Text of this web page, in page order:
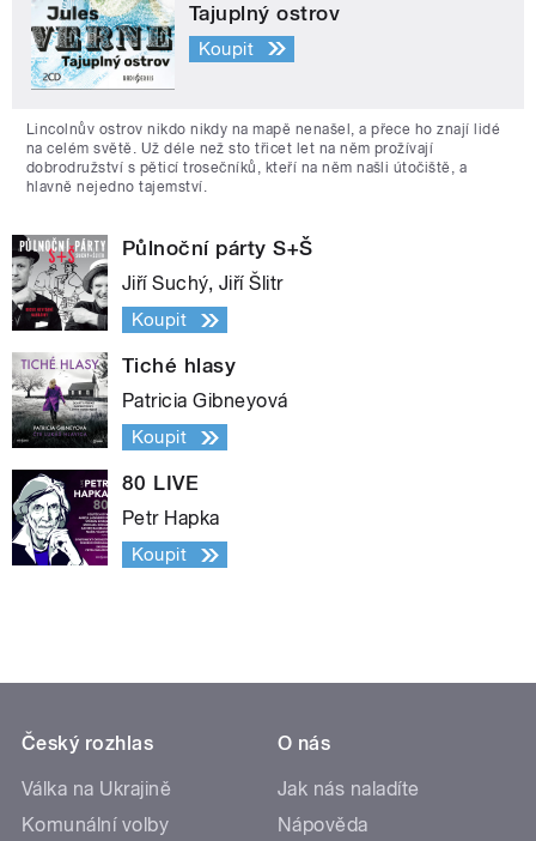
Tajuplný ostrov
Koupit
Lincolnův ostrov nikdo nikdy na mapě nenašel, a přece ho znají lidé
na celém světě. Už déle než sto třicet let na něm prožívají
dobrodružství s pěticí trosečníků, kteří na něm našli útočiště, a
hlavně nejedno tajemství.
Půlnoční párty S+Š
Jiří Suchý, Jiří Šlitr
Koupit
Tiché hlasy
Patricia Gibneyová
Koupit
80 LIVE
Petr Hapka
Koupit
Český rozhlas
Válka na Ukrajině
Komunální volby
O nás
Jak nás naladíte
Nápověda